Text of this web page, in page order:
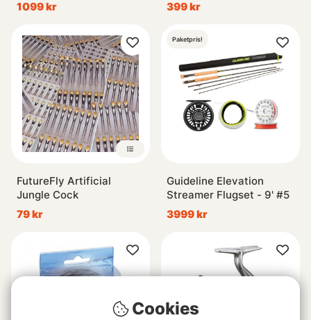
1099 kr 399 kr
FutureFly Artificial
Jungle Cock
79 kr
Paketpris!
Guideline Elevation
Streamer Flugset - 9' #5
3999 kr
Cookies